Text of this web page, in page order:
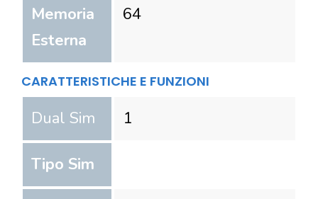
Memoria
Esterna
64
CARATTERISTICHE E FUNZIONI
Dual Sim 1
Tipo Sim